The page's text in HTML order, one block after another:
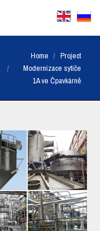
You are here:
Home
Project
Modernizace sytiče
1A ve Čpavkárně